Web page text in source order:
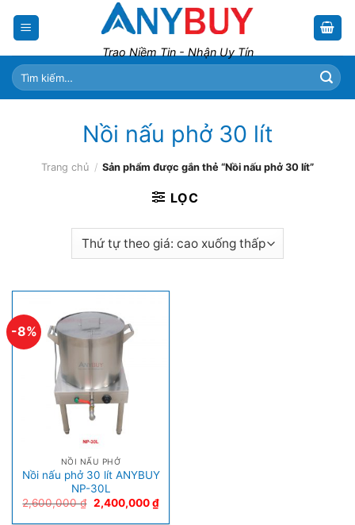
Trao Niềm Tin - Nhận Uy Tín
Tìm
kiếm:
Nồi nấu phở 30 lít
Trang chủ / Sản phẩm được gắn thẻ “Nồi nấu phở 30 lít”
LỌC
-8%
NỒI NẤU PHỞ
Nồi nấu phở 30 lít ANYBUY
NP-30L
2,600,000₫ 2,400,000₫